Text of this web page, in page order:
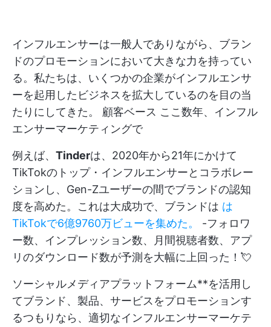
インフルエンサーは一般人でありながら、ブラン
ドのプロモーションにおいて大きな力を持ってい
る。私たちは、いくつかの企業がインフルエンサ
ーを起用したビジネスを拡大しているのを目の当
たりにしてきた。 顧客ベース ここ数年、インフル
エンサーマーケティングで
例えば、 Tinderは、2020年から21年にかけて
TikTokのトップ・インフルエンサーとコラボレー
ションし、Gen-Zユーザーの間でブランドの認知
度を高めた。これは大成功で、ブランドは は
TikTokで6億9760万ビューを集めた。
-フォロワ
ー数、インプレッション数、月間視聴者数、アプ
リのダウンロード数が予測を大幅に上回った！💘
ソーシャルメディアプラットフォーム**を活用し
てブランド、製品、サービスをプロモーションす
るつもりなら、適切なインフルエンサーマーケテ